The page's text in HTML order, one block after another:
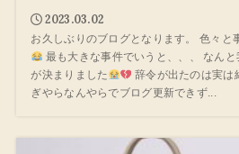
2023.03.02
お久しぶりのブログとなります。 色々と
最も大きな事件でいうと、、、 なん
が決まりました
辞令が出たのは実は
ぎやらなんやらでブログ更新できず...